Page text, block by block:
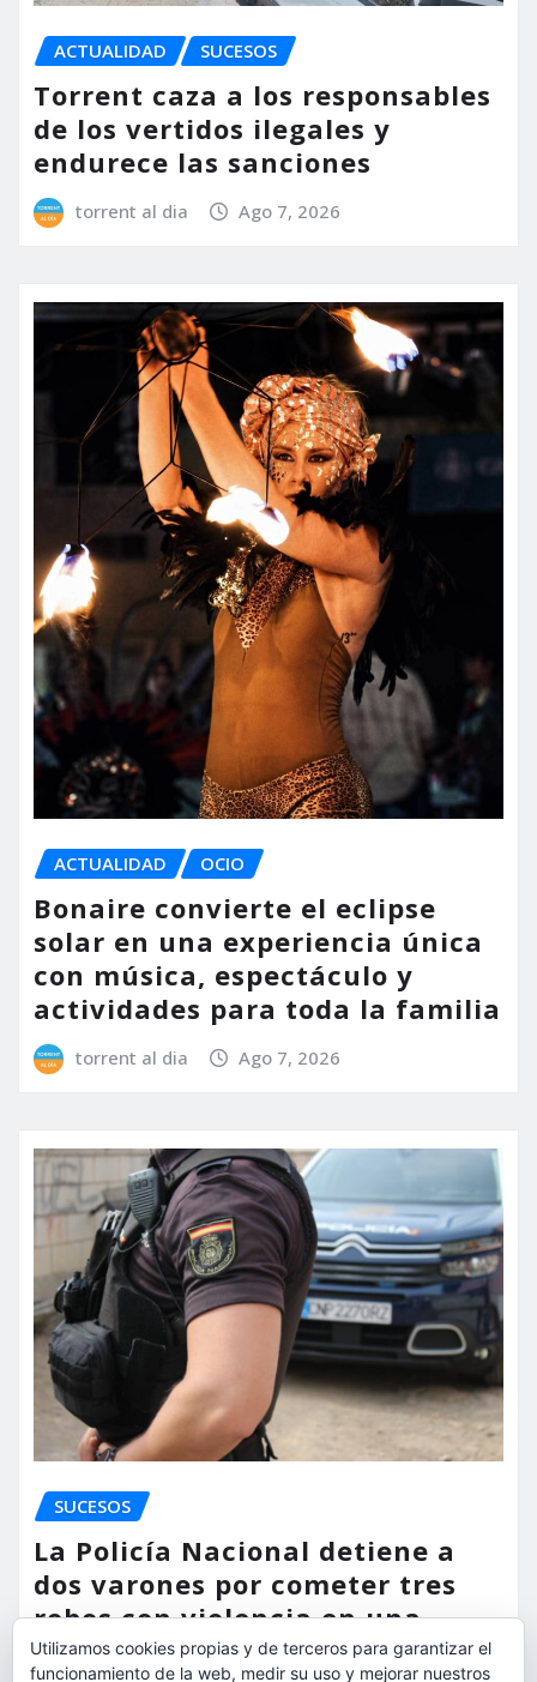
ACTUALIDAD SUCESOS
Torrent caza a los responsables
de los vertidos ilegales y
endurece las sanciones
torrent al dia Ago 7, 2026
ACTUALIDAD OCIO
Bonaire convierte el eclipse
solar en una experiencia única
con música, espectáculo y
actividades para toda la familia
torrent al dia Ago 7, 2026
SUCESOS
La Policía Nacional detiene a
dos varones por cometer tres
robos con violencia en una
misma mañana
Utilizamos cookies propias y de terceros para garantizar el
funcionamiento de la web, medir su uso y mejorar nuestros